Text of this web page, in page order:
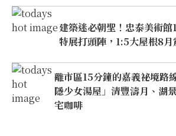
建築迷必朝聖！忠泰美術
特展打頭陣，1:5大屋根8
離市區15分鐘的嘉義祕境路
隱少女湯屋」清豐濤月、湖
宅咖啡